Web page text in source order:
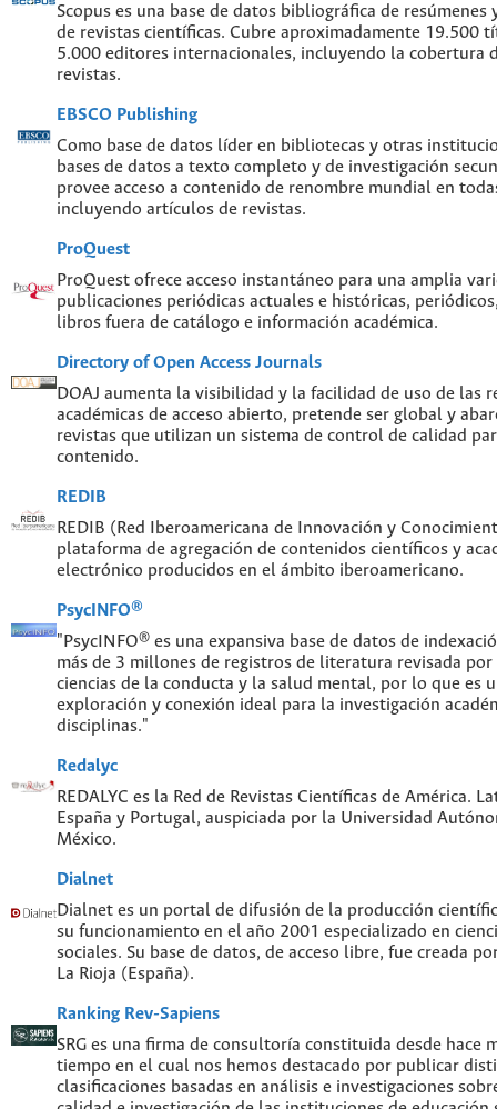
Scopus es una base de datos bibliográfica de
de revistas científicas. Cubre aproximadamente 19.500
5.000 editores internacionales, incluyendo la cobertura
revistas.
EBSCO Publishing
Como base de datos líder en bibliotecas y otras
bases de datos a texto completo y de investigación
provee acceso a contenido de renombre mundial en
incluyendo artículos de revistas.
ProQuest
ProQuest ofrece acceso instantáneo para una amplia
publicaciones periódicas actuales e históricas,
libros fuera de catálogo e información académica.
Directory of Open Access Journals
DOAJ aumenta la visibilidad y la facilidad de uso de las
académicas de acceso abierto, pretende ser global y
revistas que utilizan un sistema de control de calidad
contenido.
REDIB
REDIB (Red Iberoamericana de Innovación y
plataforma de agregación de contenidos científicos y
electrónico producidos en el ámbito iberoamericano.
PsycINFO®
"PsycINFO® es una expansiva base de datos de
más de 3 millones de registros de literatura revisada por
ciencias de la conducta y la salud mental, por lo que es
exploración y conexión ideal para la investigación
disciplinas."
Redalyc
REDALYC es la Red de Revistas Científicas de América.
España y Portugal, auspiciada por la Universidad
México.
Dialnet
Dialnet es un portal de difusión de la producción
su funcionamiento en el año 2001 especializado en
sociales. Su base de datos, de acceso libre, fue creada
La Rioja (España).
Ranking Rev-Sapiens
SRG es una firma de consultoría constituida desde hace
tiempo en el cual nos hemos destacado por publicar
clasificaciones basadas en análisis e investigaciones